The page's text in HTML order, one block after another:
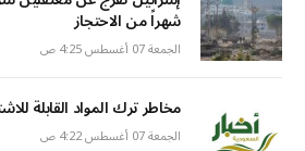
شهراً من الاحتجاز
الجمعة 07 أغسطس 4:25 ص
مخاطر ترك المواد القابلة
الجمعة 07 أغسطس 4:22 ص